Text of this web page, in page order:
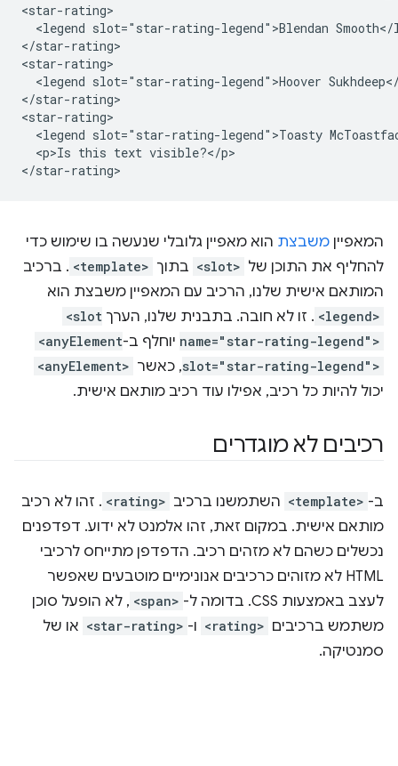
<star-rating>
<legend slot="star-rating-legend">Blendan Smooth</
</star-rating>
<star-rating>
<legend slot="star-rating-legend">Hoover
</star-rating>
<star-rating>
<legend slot="star-rating-legend">Toasty
  <p>Is this text visible?</p>
המאפיין משבצת הוא מאפיין גלובלי שנעשה בו שימוש כדי
להחליף את התוכן של <slot> בתוך <template> . ברכיב
המותאם אישית שלנו, הרכיב עם המאפיין משבצת הוא
<legend> . זו לא חובה. בתבנית שלנו, הערך <slot
name="star-rating-legend"> יוחלף ב-<anyElement
slot="star-rating-legend">, כאשר <anyElement>
יכול להיות כל רכיב, אפילו עוד רכיב מותאם אישית.
רכיבים לא מוגדרים
ב- <template> השתמשנו ברכיב <rating> . זהו לא רכיב
מותאם אישית. במקום זאת, זהו אלמנט לא ידוע. דפדפנים
נכשלים כשהם לא מזהים רכיב. הדפדפן מתייחס לרכיבי
HTML לא מזוהים כרכיבים אנונימיים מוטבעים שאפשר
לעצב באמצעות CSS. בדומה ל-
<span> , לא הופעל סוכן
משתמש ברכיבים <rating> ו- <star-rating> או של
סמנטיקה.